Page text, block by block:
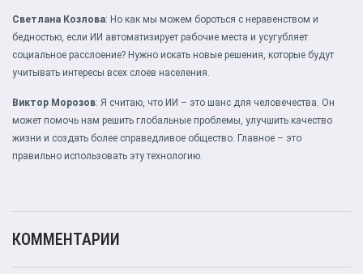
Светлана Козлова: Но как мы можем бороться с неравенством и
бедностью, если ИИ автоматизирует рабочие места и усугубляет
социальное расслоение? Нужно искать новые решения, которые будут
учитывать интересы всех слоев населения.
Виктор Морозов: Я считаю, что ИИ – это шанс для человечества. Он
может помочь нам решить глобальные проблемы, улучшить качество
жизни и создать более справедливое общество. Главное – это
правильно использовать эту технологию.
КОММЕНТАРИИ